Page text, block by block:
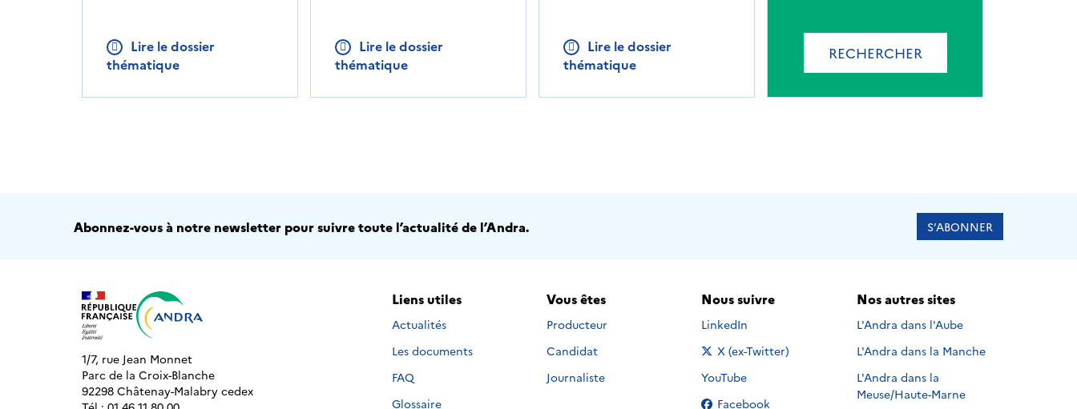
Lire le dossier
thématique
Lire le dossier
thématique
Lire le dossier
thématique
RECHERCHER
Abonnez-vous à notre newsletter pour suivre toute l’actualité de l’Andra. S’ABONNER
1/7, rue Jean Monnet
Parc de la Croix-Blanche
92298 Châtenay-Malabry cedex
Liens utiles
Actualités
Les documents
FAQ
Glossaire
Vous êtes
Producteur
Candidat
Journaliste
Nous suivre
Nous suivre sur
LinkedIn
Nous suivre sur
X (ex-Twitter)
Nous suivre sur
YouTube
Nous suivre sur
Facebook
Nos autres sites
L'Andra dans l'Aube
L'Andra dans la Manche
L'Andra dans la
Meuse/Haute-Marne